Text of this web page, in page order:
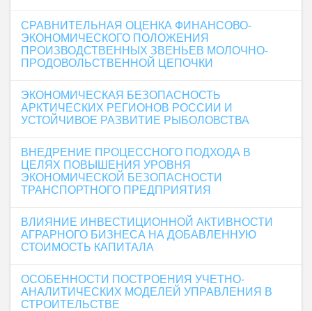
СРАВНИТЕЛЬНАЯ ОЦЕНКА ФИНАНСОВО-
ЭКОНОМИЧЕСКОГО ПОЛОЖЕНИЯ
ПРОИЗВОДСТВЕННЫХ ЗВЕНЬЕВ МОЛОЧНО-
ПРОДОВОЛЬСТВЕННОЙ ЦЕПОЧКИ
ЭКОНОМИЧЕСКАЯ БЕЗОПАСНОСТЬ
АРКТИЧЕСКИХ РЕГИОНОВ РОССИИ И
УСТОЙЧИВОЕ РАЗВИТИЕ РЫБОЛОВСТВА
ВНЕДРЕНИЕ ПРОЦЕССНОГО ПОДХОДА В
ЦЕЛЯХ ПОВЫШЕНИЯ УРОВНЯ
ЭКОНОМИЧЕСКОЙ БЕЗОПАСНОСТИ
ТРАНСПОРТНОГО ПРЕДПРИЯТИЯ
ВЛИЯНИЕ ИНВЕСТИЦИОННОЙ АКТИВНОСТИ
АГРАРНОГО БИЗНЕСА НА ДОБАВЛЕННУЮ
СТОИМОСТЬ КАПИТАЛА
ОСОБЕННОСТИ ПОСТРОЕНИЯ УЧЕТНО-
АНАЛИТИЧЕСКИХ МОДЕЛЕЙ УПРАВЛЕНИЯ В
СТРОИТЕЛЬСТВЕ